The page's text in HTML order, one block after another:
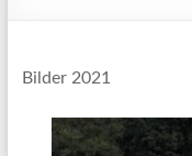
Bilder 2021